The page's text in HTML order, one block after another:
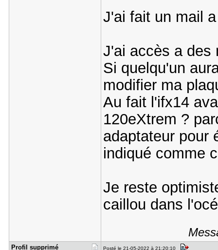
J'ai fait un mail
J'ai accès a des
Si quelqu'un
modifier ma
Au fait l'ifx14
120eXtrem ?
adaptateur pour
indiqué comme
Je reste
caillou dans
Profil sup​primé Posté le 21-05-2022 à 21:20:10